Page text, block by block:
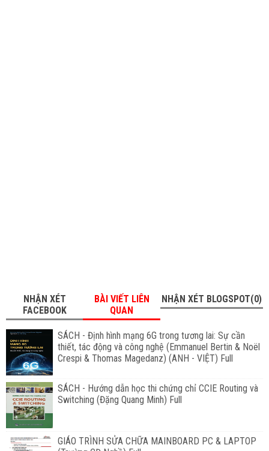
NHẬN XÉT
FACEBOOK
BÀI VIẾT LIÊN
QUAN
NHẬN XÉT BLOGSPOT(0)
SÁCH - Định hình mạng 6G trong tương lai: Sự cần
thiết, tác động và công nghệ (Emmanuel Bertin & Noël
Crespi & Thomas Magedanz) (ANH - VIỆT) Full
SÁCH - Hướng dẫn học thi chứng chỉ CCIE Routing và
Switching (Đặng Quang Minh) Full
GIÁO TRÌNH SỬA CHỮA MAINBOARD PC & LAPTOP